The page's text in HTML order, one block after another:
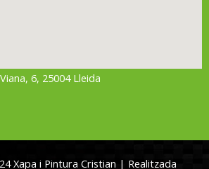
6, 25004 Lleida
Xapa i Pintura Cristian | Realitzada